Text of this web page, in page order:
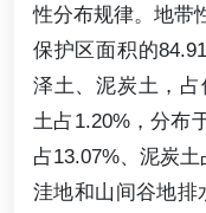
性分布规律。地带
保护区面积的
泽土、泥炭土，
土占1.20%，分布
占13.07%、泥炭
洼地和山间谷地